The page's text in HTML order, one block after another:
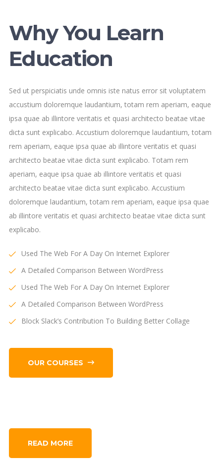
Why You Learn
Education
Sed ut perspiciatis unde omnis iste natus error sit voluptatem
accustium doloremque laudantium, totam rem aperiam, eaque
ipsa quae ab illintore veritatis et quasi architecto beatae vitae
dicta sunt explicabo. Accustium doloremque laudantium, totam
rem aperiam, eaque ipsa quae ab illintore veritatis et quasi
architecto beatae vitae dicta sunt explicabo. Totam rem
aperiam, eaque ipsa quae ab illintore veritatis et quasi
architecto beatae vitae dicta sunt explicabo. Accustium
doloremque laudantium, totam rem aperiam, eaque ipsa quae
ab illintore veritatis et quasi architecto beatae vitae dicta sunt
explicabo.
Used The Web For A Day On Internet Explorer
A Detailed Comparison Between WordPress
Used The Web For A Day On Internet Explorer
A Detailed Comparison Between WordPress
Block Slack’s Contribution To Building Better Collage
OUR COURSES
READ MORE